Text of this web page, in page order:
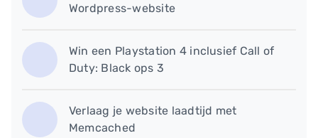
Wordpress-website
Win een Playstation 4 inclusief Call of
Duty: Black ops 3
Verlaag je website laadtijd met
Memcached